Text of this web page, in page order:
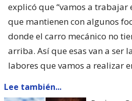
explicó que “vamos a trabajar
que mantienen con algunos
donde el carro mecánico no
arriba. Así que esas van a ser
labores que vamos a realizar
Lee también...